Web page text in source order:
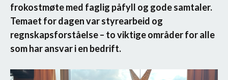
frokostmøte med faglig påfyll og gode samtaler.
Temaet for dagen var styrearbeid og
regnskapsforståelse – to viktige områder for alle
som har ansvar i en bedrift.